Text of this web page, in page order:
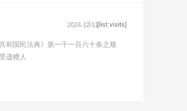
和国民法典》第一千一百六十条之规
遗赠人
2024-12-11[list:visits]